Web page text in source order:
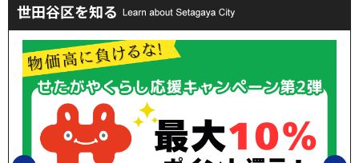
世田谷区を知る